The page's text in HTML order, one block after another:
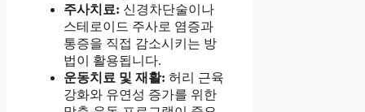
주사치료: 신경차단술이나
스테로이드 주사로 염증과
통증을 직접 감소시키는 방
법이 활용됩니다.
운동치료 및 재활: 허리 근육
강화와 유연성 증가를 위한